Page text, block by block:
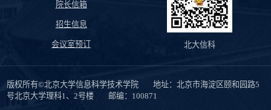
北大信科
院长信箱
招生信息
会议室预订
版权所有©北京大学信息科学技术学院 地址：北京市海淀区颐和园路5
号北京大学理科1、2号楼 邮编：100871